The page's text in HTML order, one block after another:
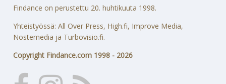
Findance on perustettu 20. huhtikuuta 1998.
Yhteistyössä: All Over Press, High.fi, Improve Media,
Nostemedia ja Turbovisio.fi.
Copyright Findance.com 1998 - 2026